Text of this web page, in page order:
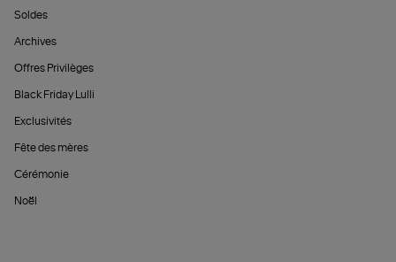
Soldes
Archives
Offres Privilèges
Black Friday Lulli
Exclusivités
Fête des mères
Cérémonie
Noël